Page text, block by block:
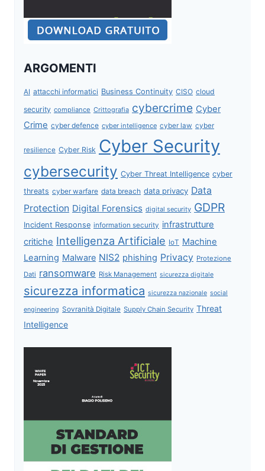
ARGOMENTI
AI attacchi informatici Business Continuity CISO cloud
security compliance Crittografia cybercrime Cyber
Crime cyber defence cyber intelligence cyber law cyber
resilience Cyber Risk Cyber Security
cybersecurity Cyber Threat Intelligence cyber
threats cyber warfare data breach data privacy Data
Protection Digital Forensics digital security GDPR
Incident Response information security infrastrutture
critiche Intelligenza Artificiale IoT Machine
Learning Malware NIS2 phishing Privacy Protezione
Dati ransomware Risk Management sicurezza digitale
sicurezza informatica sicurezza nazionale social
engineering Sovranità Digitale Supply Chain Security Threat
Intelligence